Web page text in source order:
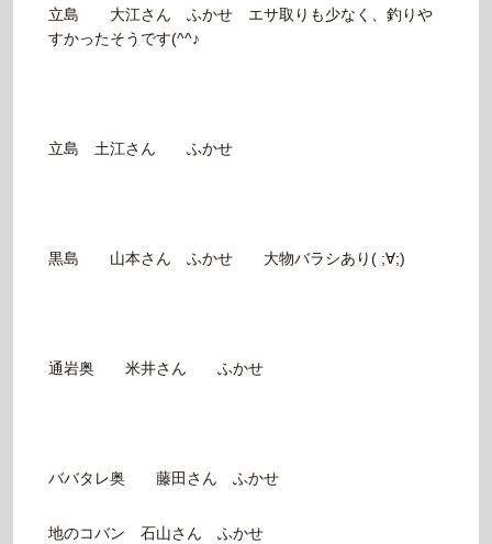
立島 大江さん ふかせ エサ取りも少なく、釣りや
すかったそうです(^^♪
立島 土江さん ふかせ
黒島 山本さん ふかせ 大物バラシあり( ;∀;)
通岩奥 米井さん ふかせ
ババタレ奥 藤田さん ふかせ
地のコバン 石山さん ふかせ